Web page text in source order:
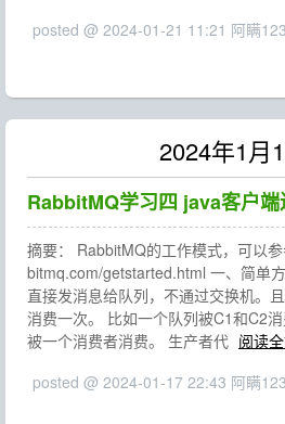
posted @ 2024-01-21 11:21 阿瞒123
2024年1月
RabbitMQ学习四 java客户
摘要： RabbitMQ的工作模式，可以
bitmq.com/getstarted.html 一、简单
直接发消息给队列，不通过交换机。
消费一次。 比如一个队列被C1和C2
被一个消费者消费。 生产者代 阅读
posted @ 2024-01-17 22:43 阿瞒123